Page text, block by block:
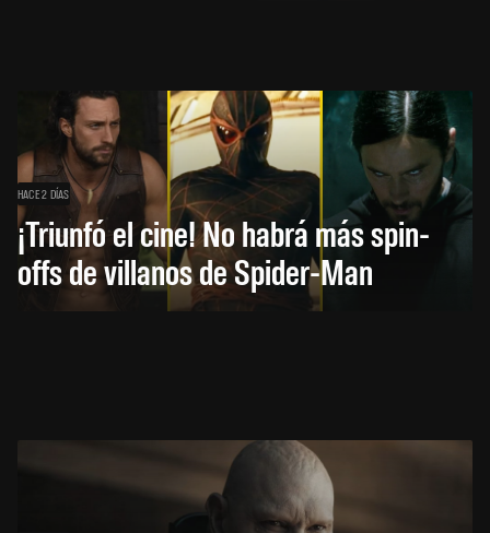
HACE 2 DÍAS
¡Triunfó el cine! No habrá más spin-
offs de villanos de Spider-Man